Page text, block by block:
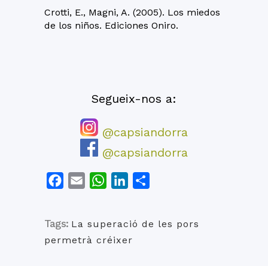
Crotti, E., Magni, A. (2005). Los miedos
de los niños. Ediciones Oniro.
Segueix-nos a:
@capsiandorra
@capsiandorra
Facebook
Email WhatsAppLinkedIn
Tags: La superació de les pors
permetrà créixer